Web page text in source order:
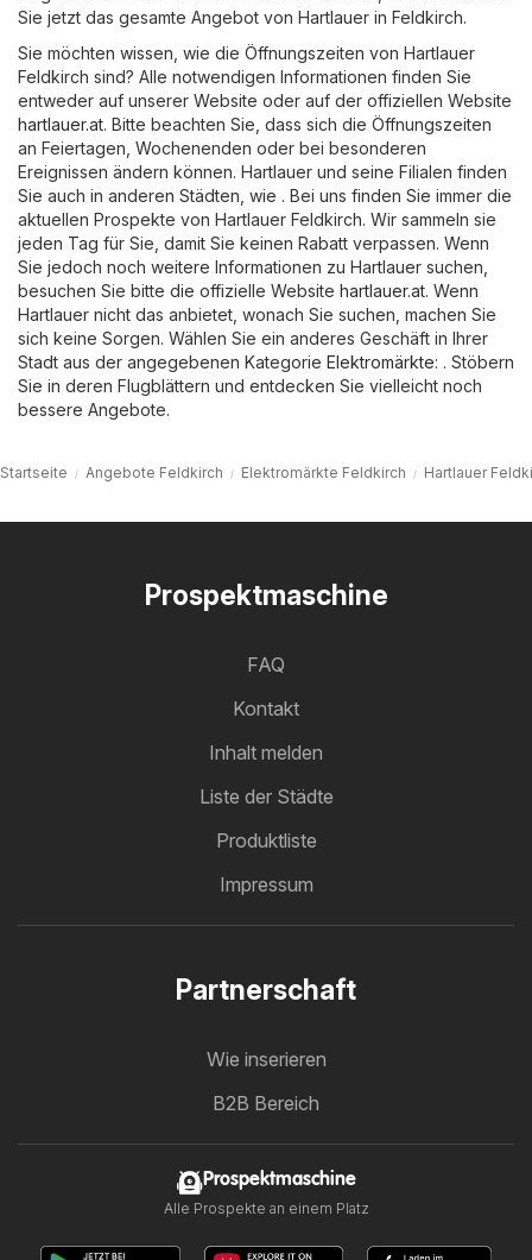
Sie jetzt das gesamte Angebot von Hartlauer in Feldkirch.
Sie möchten wissen, wie die Öffnungszeiten von Hartlauer
Feldkirch sind? Alle notwendigen Informationen finden Sie
entweder auf unserer Website oder auf der offiziellen Website
hartlauer.at. Bitte beachten Sie, dass sich die Öffnungszeiten
an Feiertagen, Wochenenden oder bei besonderen
Ereignissen ändern können. Hartlauer und seine Filialen finden
Sie auch in anderen Städten, wie . Bei uns finden Sie immer die
aktuellen Prospekte von Hartlauer Feldkirch. Wir sammeln sie
jeden Tag für Sie, damit Sie keinen Rabatt verpassen. Wenn
Sie jedoch noch weitere Informationen zu Hartlauer suchen,
besuchen Sie bitte die offizielle Website hartlauer.at. Wenn
Hartlauer nicht das anbietet, wonach Sie suchen, machen Sie
sich keine Sorgen. Wählen Sie ein anderes Geschäft in Ihrer
Stadt aus der angegebenen Kategorie Elektromärkte: . Stöbern
Sie in deren Flugblättern und entdecken Sie vielleicht noch
bessere Angebote.
Startseite Angebote Feldkirch Elektromärkte Feldkirch Hartlauer
Prospektmaschine
FAQ
Kontakt
Inhalt melden
Liste der Städte
Produktliste
Impressum
Partnerschaft
Wie inserieren
B2B Bereich
Prospektmaschine
Alle Prospekte an einem Platz